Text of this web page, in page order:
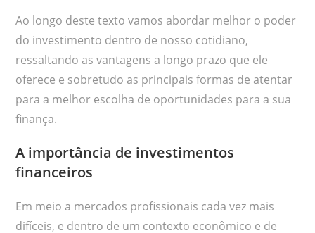
Ao longo deste texto vamos abordar melhor o poder
do investimento dentro de nosso cotidiano,
ressaltando as vantagens a longo prazo que ele
oferece e sobretudo as principais formas de atentar
para a melhor escolha de oportunidades para a sua
finança.
A importância de investimentos
financeiros
Em meio a mercados profissionais cada vez mais
difíceis, e dentro de um contexto econômico e de